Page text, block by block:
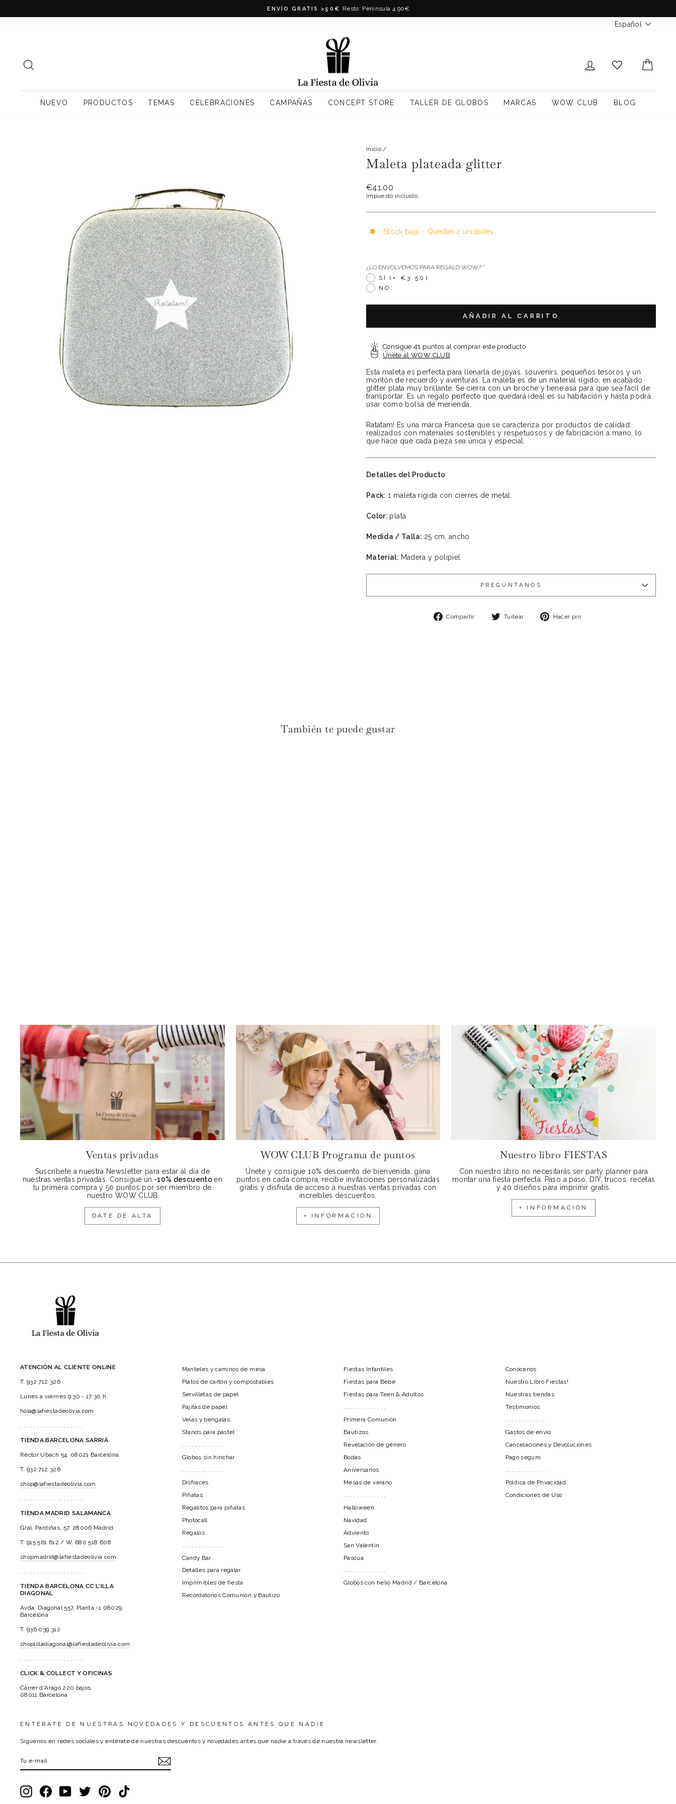
diapositivas
ENVÍO GRATIS >50€ Resto: Peninsula 4,90€
Idioma
Español
INICIAR SESIÓN
NUEVO PRODUCTOS TEMAS CELEBRACIONES CAMPAÑAS CONCEPT STORE TALLER DE GLOBOS MARCAS WOW CLUB BLOG
Inicio /
Maleta plateada glitter
Precio
habitual
€41.00
Impuesto incluido.
Stock bajo - Quedan 2 unidades
¿LO ENVOLVEMOS PARA REGALO WOW?
SÍ
(+ €3.50)
NO
AÑADIR AL CARRITO
Consigue 41 puntos al comprar este producto
Únete al WOW CLUB
Esta maleta es perfecta para llenarla de joyas, souvenirs, pequeños tesoros y un
montón de recuerdo y aventuras. La maleta es de un material rígido, en acabado
glitter plata muy brillante. Se cierra con un broche y tiene asa para que sea fácil de
transportar. Es un regalo perfecto que quedará ideal es su habitación y hasta podrá
usar como bolsa de merienda.
Ratatam! Es una marca Francesa que se caracteriza por productos de calidad,
realizados con materiales sostenibles y respetuosos y de fabricación a mano, lo
que hace que cada pieza sea única y especial.
Detalles del Producto
Pack:1 maleta rígida con cierres de metal.
Color: plata
Medida / Talla: 25 cm. ancho
Material: Madera y polipiel
PREGÚNTANOS
Compartir
Compartir
Tuitear
TuitearHacer pin
También te puede gustar
Ventas privadas
Suscríbete a nuestra Newsletter para estar al día de
nuestras ventas privadas. Consigue un -10% descuentoen
tu primera compra y 50 puntos por ser miembro de
nuestro WOW CLUB
DATE DE ALTA
WOW CLUB Programa de puntos
Únete y consigue 10% descuento de bienvenida, gana
puntos en cada compra, recibe invitaciones personalizadas
gratis y disfruta de acceso a nuestras ventas privadas con
increíbles descuentos.
+ INFORMACIÓN
Nuestro libro FIESTAS
Con nuestro libro no necesitarás ser party planner para
montar una fiesta perfecta. Paso a paso, DIY, trucos, recetas
y 40 diseños para imprimir gratis.
+ INFORMACIÓN
ATENCIÓN AL CLIENTE ONLINE
T. 932 712 326
Lunes a viernes 9:30 - 17:30 h.
hola@lafiestadeolivia.com
. . . . . . . . . . . . . . . . . . .
TIENDA BARCELONA SARRIÁ
Rector Ubach 54. 08021 Barcelona.
T. 932 712 326
shop@lafiestadeolivia.com
. . . . . . . . . . . . . . . . . . .
TIENDA MADRID SALAMANCA
Gral. Pardiñas, 57. 28006 Madrid.
T. 915 561 612 / W. 680 518 608
shopmadrid@lafiestadeolivia.com
. . . . . . . . . . . . . . . . . . .
TIENDA BARCELONA CC L'ILLA
DIAGONAL
Avda. Diagonal 557, Planta -1 08029
Barcelona
T. 936 039 312
shoplilladiagonal@lafiestadeolivia.com
. . . . . . . . . . . . . . . . . . .
CLICK & COLLECT Y OFICINAS
Carrer d'Aragó 220 bajos,
08011 Barcelona
Manteles y caminos de mesa
Platos de cartón y compostables
Servilletas de papel
Pajitas de papel
Velas y bengalas
Stands para pastel
Globos sin hinchar
Disfraces
Piñatas
Regalitos para piñatas
Photocall
Regalos
Candy Bar
Detalles para regalar
Imprimibles de fiesta
Recordatorios Comunión y Bautizo
Fiestas Infantiles
Fiestas para Bebé
Fiestas para Teen & Adultos
. . . . . . . . . . . . .
Primera Comunión
Bautizos
Revelación de género
Bodas
Aniversarios
Mesas de verano
Halloween
Navidad
Adviento
San Valentin
Pascua
. . . . . . . . . . . . .
Globos con helio Madrid / Barcelona
Conócenos
Nuestro Libro Fiestas!
Nuestras tiendas
Testimonios
. . . . . . . . . . . . .
Gastos de envío
Cancelaciones y Devoluciones
Pago seguro
Política de Privacidad
Condiciones de Uso
ENTÉRATE DE NUESTRAS NOVEDADES Y DESCUENTOS ANTES QUE NADIE
Síguenos en redes sociales y entérate de nuestras descuentos y novedades antes que nadie a través de nuestra newsletter.
E-
InstagramFacebookYouTube Twitter Pinterest